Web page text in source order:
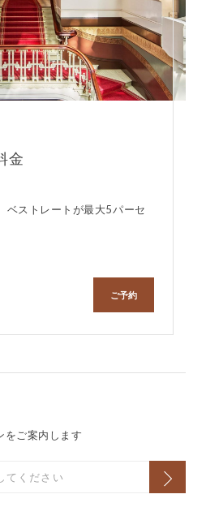
金
ベストレートが最大5パーセ
ご予約
をご案内します